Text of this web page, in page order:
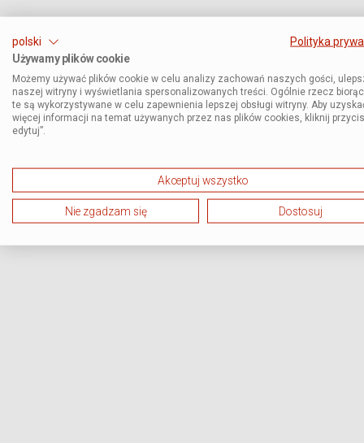
polski
Polityka
Używamy plików cookie
Możemy używać plików cookie w celu analizy zachowań naszych gości,
naszej witryny i wyświetlania spersonalizowanych treści. Ogólnie rzecz
te są wykorzystywane w celu zapewnienia lepszej obsługi witryny. Aby
więcej informacji na temat używanych przez nas plików cookies, kliknij
edytuj”.
Akceptuj wszystko
Nie zgadzam się Dostosuj